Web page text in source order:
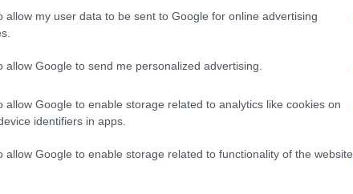
allow my user data to be sent to Google for online advertising
allow Google to send me personalized advertising.
allow Google to enable storage related to analytics like cookies on
identifiers in apps.
allow Google to enable storage related to functionality of the website